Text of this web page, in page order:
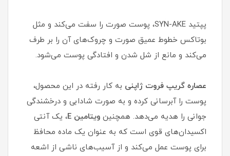
پپتید SYN-AKE، پوست صورت را سفت می‌کند و مثل
بوتاکس خطوط عمیق صورت و چروک‌های آن را بر طرف
می‌کند و مانع از شل شدن و افتادگی پوست می‌شود.
عصاره گریپ فروت ژاپنی به کار رفته در این محصول،
پوست را آبرسانی کرده و به صورت شادابی و درخشندگی
جوانی را هدیه می‌دهد. همچنین ویتامین E
، یک آنتی
اکسیدان‌های قوی است که به عنوان یک ماده محافظ
برای پوست عمل می‌کند و از آسیب‌های ناشی از اشعه